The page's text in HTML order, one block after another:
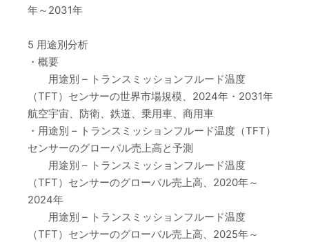
年～2031年
5 用途別分析
・概要
用途別 – トランスミッションフルード温度
（TFT）センサーの世界市場規模、2024年・2031年
航空宇宙、防衛、鉄道、乗用車、商用車
・用途別 – トランスミッションフルード温度（TFT）
センサーのグローバル売上高と予測
用途別 – トランスミッションフルード温度
（TFT）センサーのグローバル売上高、2020年～
2024年
用途別 – トランスミッションフルード温度
（TFT）センサーのグローバル売上高、2025年～